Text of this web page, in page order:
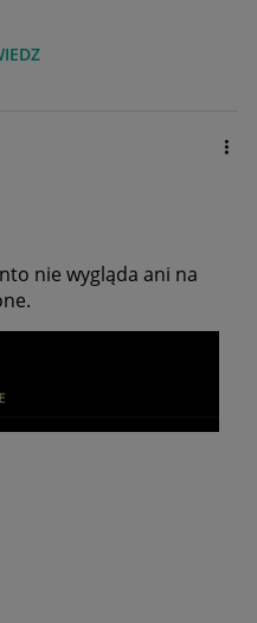
nie wygląda ani na